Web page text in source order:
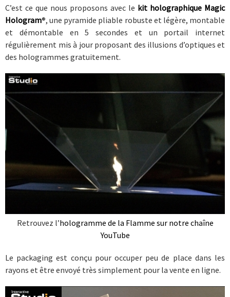
C’est ce que nous proposons avec le kit holographique Magic
Hologram®, une pyramide pliable robuste et légère, montable
et démontable en 5 secondes et un portail internet
régulièrement mis à jour proposant des illusions d’optiques et
des hologrammes gratuitement.
Retrouvez l’hologramme de la Flamme sur notre chaîne
YouTube
Le packaging est conçu pour occuper peu de place dans les
rayons et être envoyé très simplement pour la vente en ligne.